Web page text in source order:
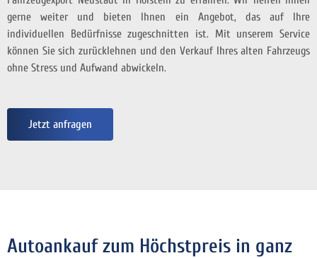
gerne weiter und bieten Ihnen ein Angebot, das auf Ihre
individuellen Bedürfnisse zugeschnitten ist. Mit unserem Service
können Sie sich zurücklehnen und den Verkauf Ihres alten Fahrzeugs
ohne Stress und Aufwand abwickeln.
Jetzt anfragen
Autoankauf zum Höchstpreis in ganz